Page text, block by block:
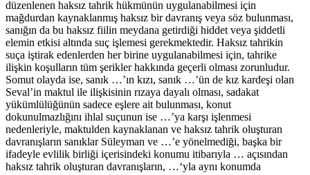
düzenlenen haksız tahrik hükmünün uygulanabilmesi için
mağdurdan kaynaklanmış haksız bir davranış veya söz bulunması,
sanığın da bu haksız fiilin meydana getirdiği hiddet veya şiddetli
elemin etkisi altında suç işlemesi gerekmektedir. Haksız tahrikin
suça iştirak edenlerden her birine uygulanabilmesi için, tahrike
ilişkin koşulların tüm şerikler hakkında geçerli olması zorunludur.
Somut olayda ise, sanık …’ın kızı, sanık …’ün de kız kardeşi olan
Seval’in maktul ile ilişkisinin rızaya dayalı olması, sadakat
yükümlülüğünün sadece eşlere ait bulunması, konut
dokunulmazlığını ihlal suçunun ise …’ya karşı işlenmesi
nedenleriyle, maktulden kaynaklanan ve haksız tahrik oluşturan
davranışların sanıklar Süleyman ve …’e yönelmediği, başka bir
ifadeyle evlilik birliği içerisindeki konumu itibarıyla … açısından
haksız tahrik oluşturan davranışların, …‘yla aynı konumda